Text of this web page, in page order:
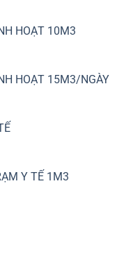
HOẠT 10M3
HOẠT 15M3/NGÀY
Y TẾ 1M3